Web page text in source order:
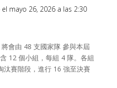
el mayo 26, 2026 a las 2:30
會由 48 支國家隊 參與本屆
12 個小組，每組 4 隊。各組
汰賽階段，進行 16 強至決賽